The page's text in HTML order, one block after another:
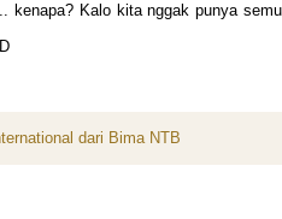
kenapa? Kalo kita nggak punya
dari Bima NTB